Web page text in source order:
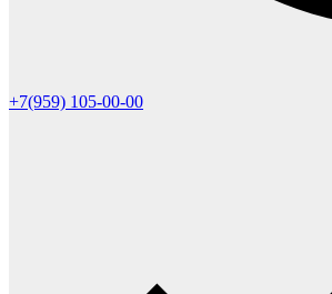
+7(959) 105-00-00